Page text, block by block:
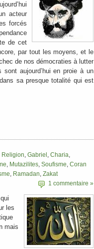
acteur
forcés
de cet
par tout les moyens, et le
de nos démocraties à lutter
aujourd’hui en proie à un
sa presque totalité qui est
Religion, Gabriel , Charia,
, Mutazilites, Soufisme, Coran
, Ramadan, Zakat
1 commentaire »
les
mais